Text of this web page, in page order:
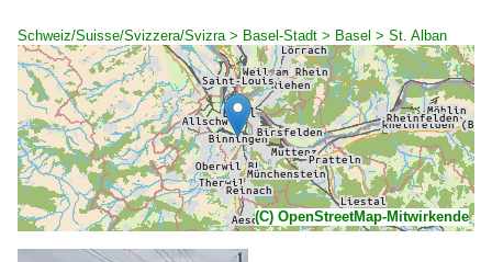
Schweiz/Suisse/Svizzera/Svizra > Basel-Stadt > Basel > St. Alban
(C) OpenStreetMap-Mitwirkende